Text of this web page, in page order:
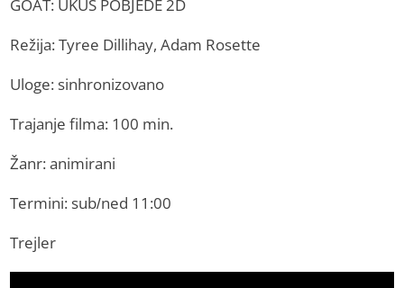
GOAT: UKUS POBJEDE 2D
Režija: Tyree Dillihay, Adam Rosette
Uloge: sinhronizovano
Trajanje filma: 100 min.
Žanr: animirani
Termini: sub/ned 11:00
Trejler